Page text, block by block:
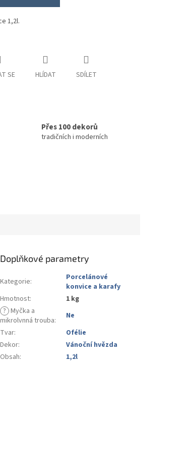
1,2l.
SE HLÍDAT SDÍLET
Přes 100 dekorů
tradičních i moderních
Doplňkové parametry
Kategorie:
Porcelánové
konvice a karafy
Hmotnost:
1 kg
? Myčka a
mikrolvnná trouba:
Ne
Tvar:
Ofélie
Dekor:
Vánoční hvězda
Obsah: 1,2l